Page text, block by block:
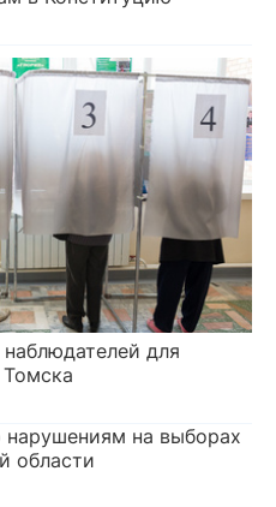
для
нарушениям на выборах
области